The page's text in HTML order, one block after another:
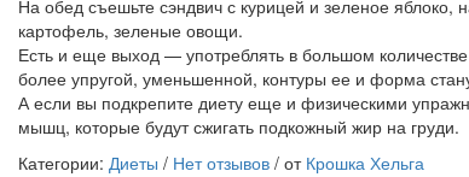
На обед съешьте сэндвич с курицей и зеленое
картофель, зеленые овощи.
Есть и еще выход — употреблять в большом
более упругой, уменьшенной, контуры ее и форма
А если вы подкрепите диету еще и физическими
мышц, которые будут сжигать подкожный жир на груди.
Категории: Диеты / Нет отзывов / от Крошка Хельга